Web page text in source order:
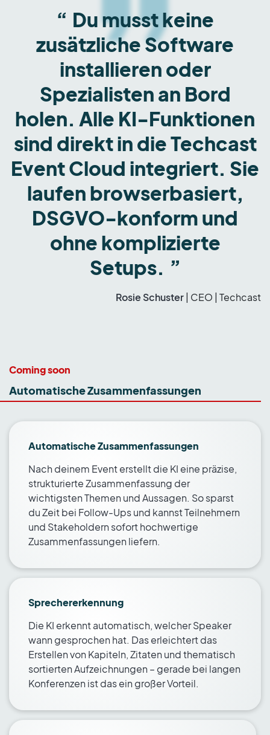
Du musst keine
zusätzliche Software
installieren oder
Spezialisten an Bord
holen. Alle KI-Funktionen
sind direkt in die Techcast
Event Cloud integriert. Sie
laufen browserbasiert,
DSGVO-konform und
ohne komplizierte
Setups.
Rosie Schuster CEO | Techcast
Coming soon
Automatische Zusammenfassungen
Automatische Zusammenfassungen
Nach deinem Event erstellt die KI eine präzise,
strukturierte Zusammenfassung der
wichtigsten Themen und Aussagen. So sparst
du Zeit bei Follow-Ups und kannst Teilnehmern
und Stakeholdern sofort hochwertige
Zusammenfassungen liefern.
Sprechererkennung
Die KI erkennt automatisch, welcher Speaker
wann gesprochen hat. Das erleichtert das
Erstellen von Kapiteln, Zitaten und thematisch
sortierten Aufzeichnungen – gerade bei langen
Konferenzen ist das ein großer Vorteil.